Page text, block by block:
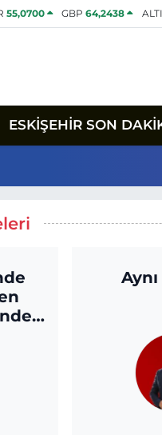
55,0700 GBP64,2438
ESKİŞEHİR SON
Var